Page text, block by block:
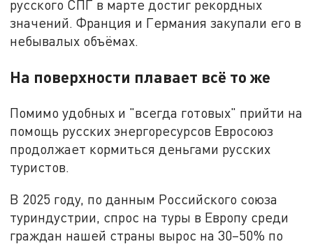
русского СПГ в марте достиг рекордных
значений. Франция и Германия закупали его в
небывалых объёмах.
На поверхности плавает всё то же
Помимо удобных и "всегда готовых" прийти на
помощь русских энергоресурсов Евросоюз
продолжает кормиться деньгами русских
туристов.
В 2025 году, по данным Российского союза
туриндустрии, спрос на туры в Европу среди
граждан нашей страны вырос на 30–50% по